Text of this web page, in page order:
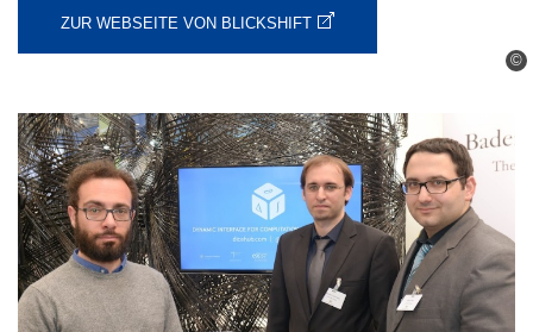
©
ZUR WEBSEITE VON BLICKSHIFT